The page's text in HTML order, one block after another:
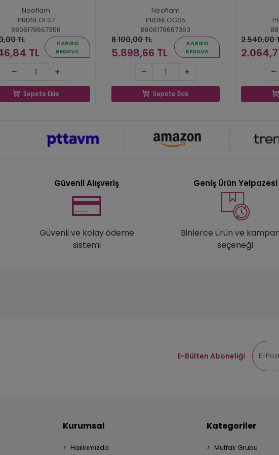
Neoflam
PRDNEOFS7
8806179667356
TL
TL
KARGO
BEDAVA
Sepete Ekle
Neoflam
PRDNEOGS5
8806179667363
8.100,00 TL
5.898,66 TL
KARGO
BEDAVA
Sepete Ekle
2.540,00
Güvenli Alışveriş
Güvenli ve kolay ödeme
sistemi
Geniş Ürün Yelpazesi
Binlerce ürün ve
seçeneği
E-Bülten Aboneliği
Kurumsal
Hakkımızda
Kategoriler
Mutfak Grubu